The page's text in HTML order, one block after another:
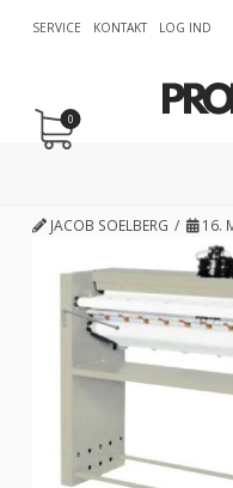
SERVICE KONTAKT LOG IND
0
JACOB SOELBERG 16.